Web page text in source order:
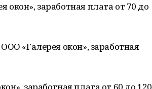
заработная плата от 70 до
«Галерея окон», заработная